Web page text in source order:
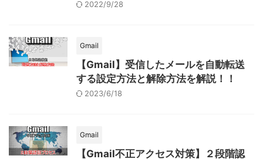
2022/9/28
Gmail
【Gmail】受信したメールを自動転送
する設定方法と解除方法を解説！！
2023/6/18
Gmail
【Gmail不正アクセス対策】２段階認